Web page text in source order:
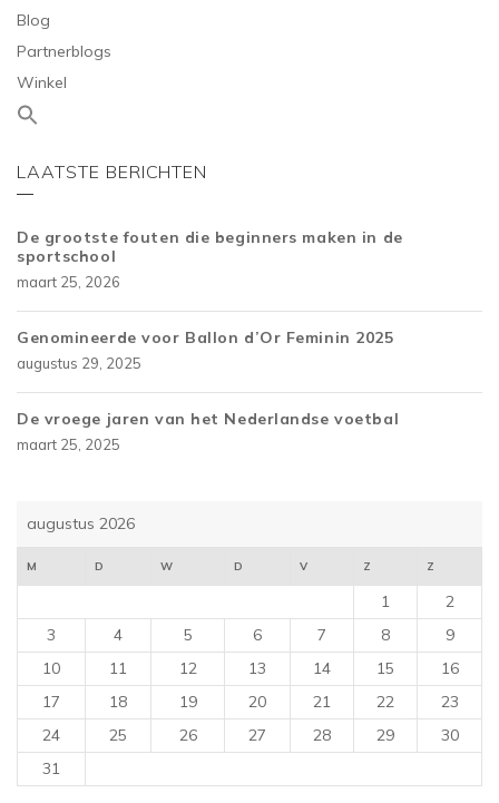
Blog
Partnerblogs
Winkel
LAATSTE BERICHTEN
De grootste fouten die beginners maken in de
sportschool
maart 25, 2026
Genomineerde voor Ballon d’Or Feminin 2025
augustus 29, 2025
De vroege jaren van het Nederlandse voetbal
maart 25, 2025
augustus 2026
M D W D V Z Z
1
2
3
4 5 6 7 8
9
10
11 12 13 14 15
16
17
18 19 20 21 22
23
24
25 26 27 28 29
30
31